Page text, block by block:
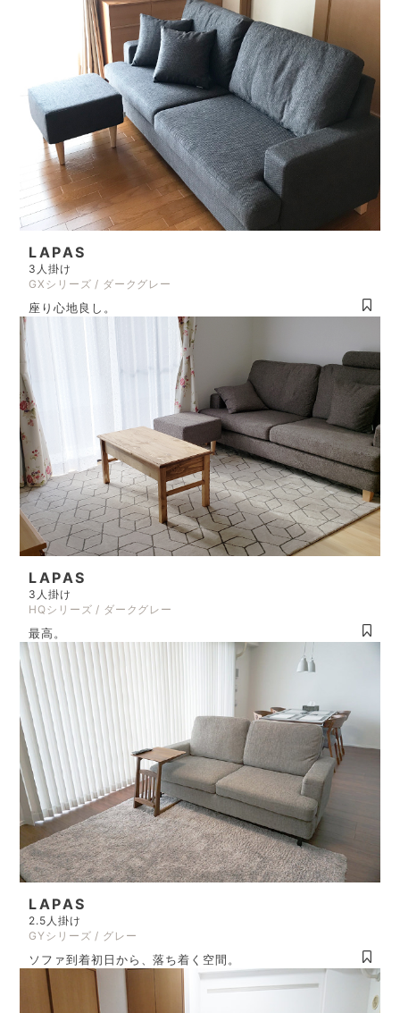
LAPAS
3人掛け
GXシリーズ / ダークグレー
座り心地良し。
LAPAS
3人掛け
HQシリーズ / ダークグレー
最高。
LAPAS
2.5人掛け
GYシリーズ / グレー
ソファ到着初日から、落ち着く空間。